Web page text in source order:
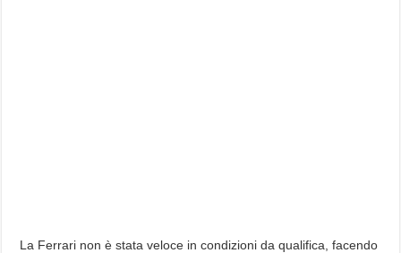
La Ferrari non è stata veloce in condizioni da qualifica, facendo